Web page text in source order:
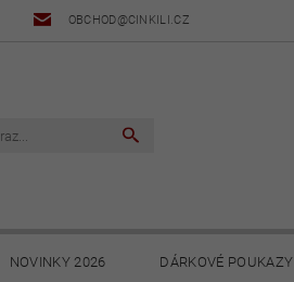
OBCHOD@CINKILI.CZ
NOVINKY 2026 DÁRKOVÉ POUKAZY